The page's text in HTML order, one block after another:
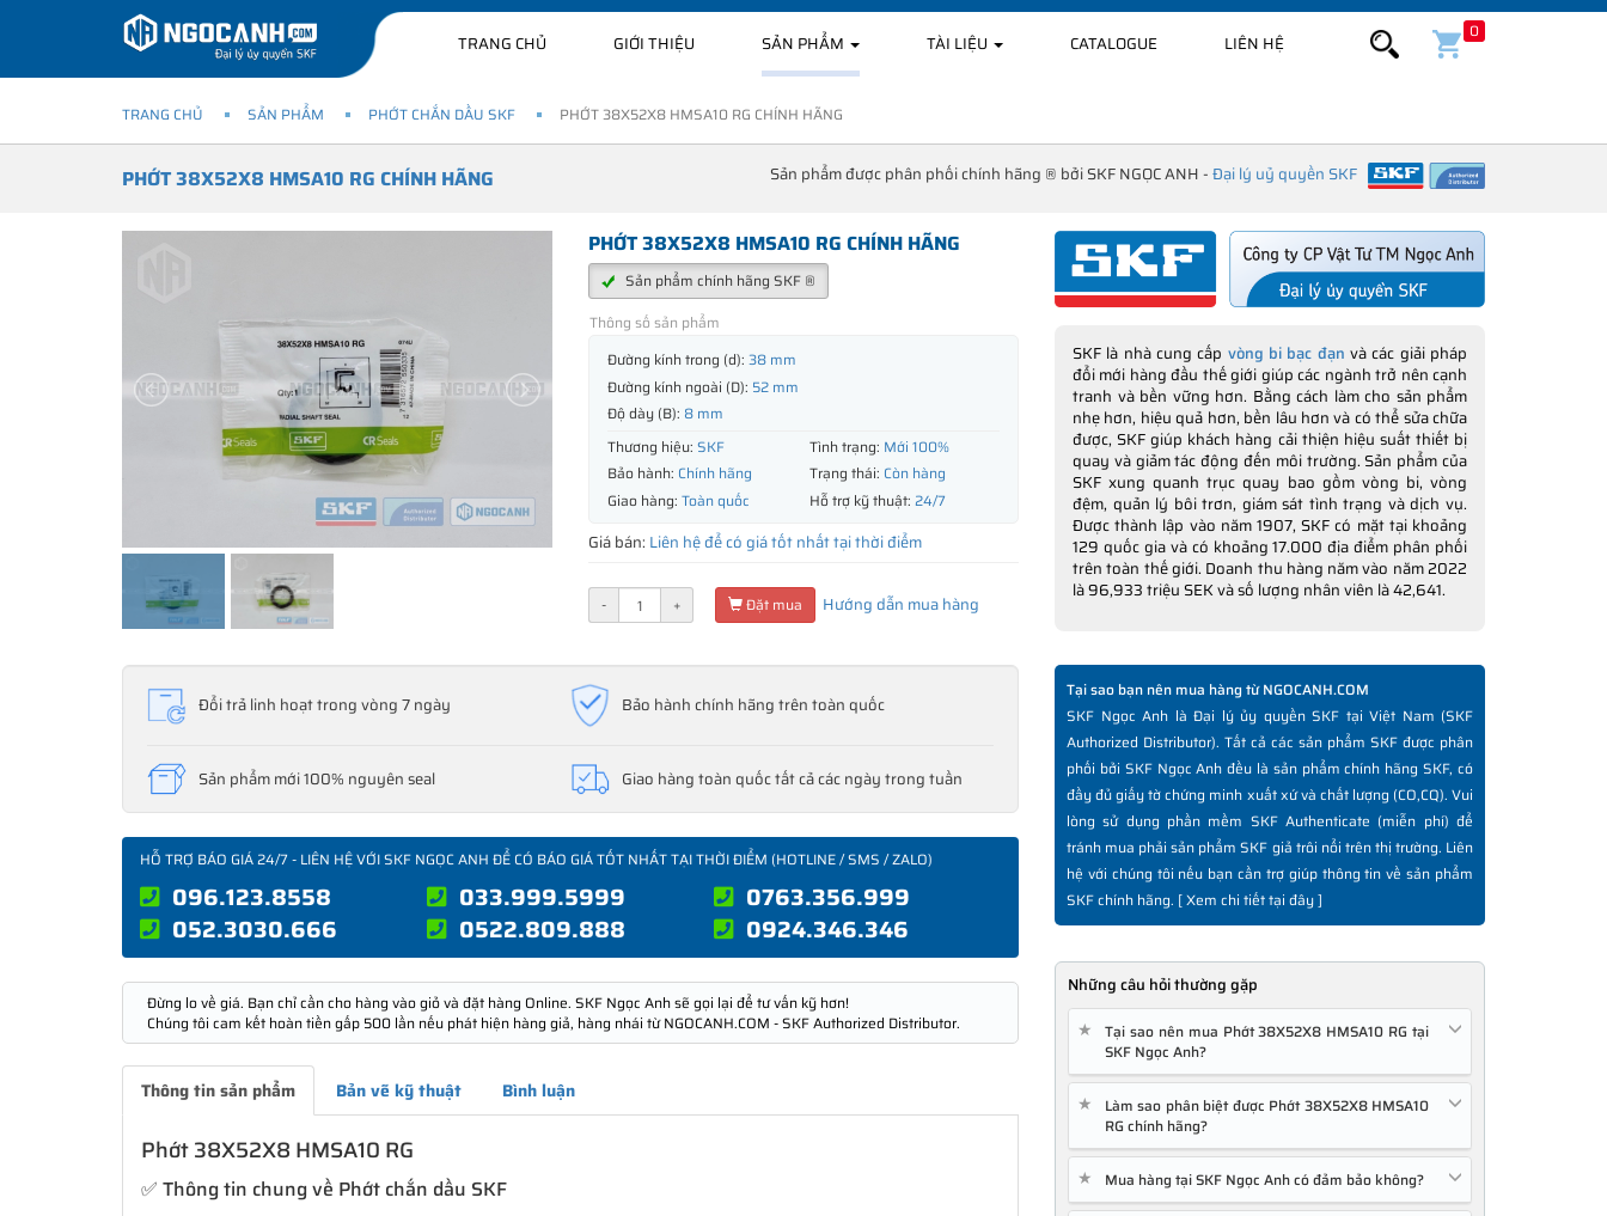
TRANG CHỦ GIỚI THIỆU SẢN PHẨM TÀI LIỆU CATALOGUE LIÊN HỆ
0
TRANG CHỦ SẢN PHẨM PHỚT CHẮN DẦU SKF PHỚT 38X52X8 HMSA10 RG CHÍNH HÃNG
PHỚT 38X52X8 HMSA10 RG CHÍNH HÃNG Sản phẩm được phân phối chính hãng ® bởi SKF NGỌC ANH -Đại lý uỷ quyền SKF
PHỚT 38X52X8 HMSA10 RG CHÍNH HÃNG
Sản phẩm chính hãng SKF ®
Thông số sản phẩm
Đường kính trong (d): 38 mm
Đường kính ngoài (D): 52 mm
Độ dày (B): 8 mm
Thương hiệu: SKF Tình trạng: Mới 100%
Bảo hành: Chính hãng Trạng thái: Còn hàng
Giao hàng: Toàn quốc Hỗ trợ kỹ thuật: 24/7
Giá bán: Liên hệ để có giá tốt nhất tại thời điểm
- + Đặt mua Hướng dẫn mua hàng
Đổi trả linh hoạt trong vòng 7 ngày Bảo hành chính hãng trên toàn quốc
Sản phẩm mới 100% nguyên seal Giao hàng toàn quốc tất cả các ngày trong tuần
HỖ TRỢ BÁO GIÁ 24/7 - LIÊN HỆ VỚI SKF NGỌC ANH ĐỂ CÓ BÁO GIÁ TỐT NHẤT TẠI THỜI ĐIỂM (HOTLINE / SMS / ZALO)
096.123.8558 033.999.5999
0763.356.999
052.3030.666
0522.809.888 0924.346.346
Đừng lo về giá. Bạn chỉ cần cho hàng vào giỏ và đặt hàng Online. SKF Ngọc Anh sẽ gọi lại để tư vấn kỹ hơn!
Chúng tôi cam kết hoàn tiền gấp 500 lần nếu phát hiện hàng giả, hàng nhái từ NGOCANH.COM - SKF Authorized Distributor.
Thông tin sản phẩm Bản vẽ kỹ thuật Bình luận
Phớt 38X52X8 HMSA10 RG
✅ Thông tin chung về Phớt chắn dầu SKF
SKF là nhà cung cấp vòng bi bạc đạn và các giải pháp
đổi mới hàng đầu thế giới giúp các ngành trở nên cạnh
tranh và bền vững hơn. Bằng cách làm cho sản phẩm
nhẹ hơn, hiệu quả hơn, bền lâu hơn và có thể sửa chữa
được, SKF giúp khách hàng cải thiện hiệu suất thiết bị
quay và giảm tác động đến môi trường. Sản phẩm của
SKF xung quanh trục quay bao gồm vòng bi, vòng
đệm, quản lý bôi trơn, giám sát tình trạng và dịch vụ.
Được thành lập vào năm 1907, SKF có mặt tại khoảng
129 quốc gia và có khoảng 17.000 địa điểm phân phối
trên toàn thế giới. Doanh thu hàng năm vào năm 2022
là 96,933 triệu SEK và số lượng nhân viên là 42,641.
Tại sao bạn nên mua hàng từ NGOCANH.COM
SKF Ngọc Anh là Đại lý ủy quyền SKF tại Việt Nam (SKF
Authorized Distributor). Tất cả các sản phẩm SKF được phân
phối bởi SKF Ngọc Anh đều là sản phẩm chính hãng SKF, có
đầy đủ giấy tờ chứng minh xuất xứ và chất lượng (CO,CQ). Vui
lòng sử dụng phần mềm SKF Authenticate (miễn phí) để
tránh mua phải sản phẩm SKF giả trôi nổi trên thị trường. Liên
hệ với chúng tôi nếu bạn cần trợ giúp thông tin về sản phẩm
SKF chính hãng. [Xem chi tiết tại đây]
Những câu hỏi thường gặp
★
Tại sao nên mua Phớt 38X52X8 HMSA10 RG tại
SKF Ngọc Anh?
★
Làm sao phân biệt được Phớt 38X52X8 HMSA10
RG chính hãng?
★ Mua hàng tại SKF Ngọc Anh có đảm bảo không?